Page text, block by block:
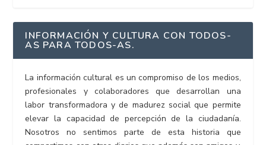
INFORMACIÓN Y CULTURA CON TODOS-
AS PARA TODOS-AS.
La información cultural es un compromiso de los medios,
profesionales y colaboradores que desarrollan una
labor transformadora y de madurez social que permite
elevar la capacidad de percepción de la ciudadanía.
Nosotros no sentimos parte de esta historia que